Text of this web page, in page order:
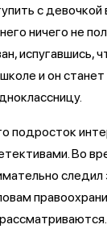
с девочкой
ничего не
испугавшись,
и он
подросток
Во
следил